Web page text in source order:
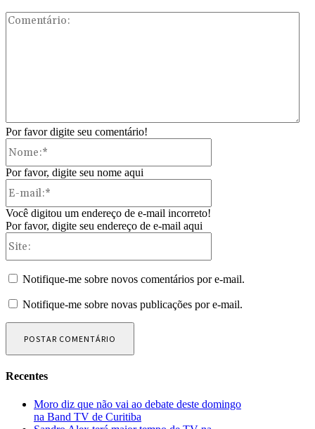
Por favor digite seu comentário!
Por favor, digite seu nome aqui
Você digitou um endereço de e-mail incorreto!
Por favor, digite seu endereço de e-mail aqui
Notifique-me sobre novos comentários por e-mail.
Notifique-me sobre novas publicações por e-mail.
Recentes
Moro diz que não vai ao debate deste domingo
na Band TV de Curitiba